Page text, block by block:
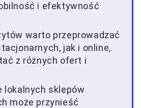
i efektywność
warto przeprowadzać
jak i online,
z różnych ofert i
lokalnych sklepów
może przynieść